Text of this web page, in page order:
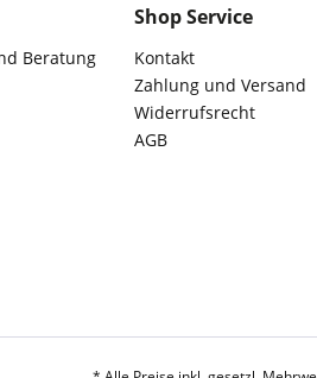
Beratung
Shop Service
Kontakt
Zahlung und Versand
Widerrufsrecht
AGB